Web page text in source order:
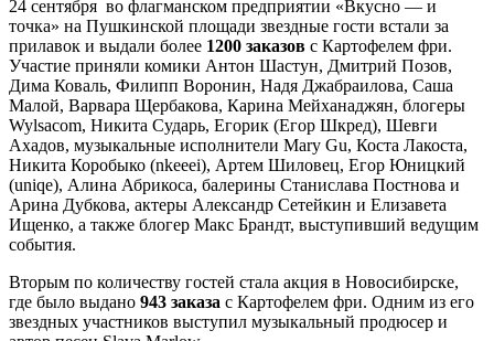
24 сентября во флагманском предприятии «Вкусно — и
точка» на Пушкинской площади звездные гости встали за
прилавок и выдали более 1200 заказов с Картофелем фри.
Участие приняли комики Антон Шастун, Дмитрий Позов,
Дима Коваль, Филипп Воронин, Надя Джабраилова, Саша
Малой, Варвара Щербакова, Карина Мейханаджян, блогеры
Wylsacom, Никита Сударь, Егорик (Егор Шкред), Шевги
Ахадов, музыкальные исполнители Mary Gu, Коста Лакоста,
Никита Коробыко (nkeeei), Артем Шиловец, Егор Юницкий
(uniqe), Алина Абрикоса, балерины Станислава Постнова и
Арина Дубкова, актеры Александр Сетейкин и Елизавета
Ищенко, а также блогер Макс Брандт, выступивший ведущим
события.
Вторым по количеству гостей стала акция в Новосибирске,
где было выдано 943 заказа с Картофелем фри. Одним из его
звездных участников выступил музыкальный продюсер и